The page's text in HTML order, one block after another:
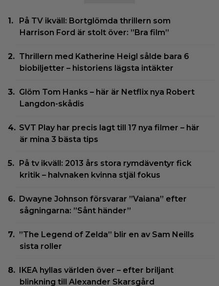
På TV ikväll: Bortglömda thrillern som
Harrison Ford är stolt över: ”Bra film”
Thrillern med Katherine Heigl sålde bara 6
biobiljetter – historiens lägsta intäkter
Glöm Tom Hanks – här är Netflix nya Robert
Langdon-skådis
SVT Play har precis lagt till 17 nya filmer – här
är mina 3 bästa tips
På tv ikväll: 2013 års stora rymdäventyr fick
kritik – halvnaken kvinna stjäl fokus
Dwayne Johnson försvarar ”Vaiana” efter
sågningarna: ”Sånt händer”
”The Legend of Zelda” blir en av Sam Neills
sista roller
IKEA hyllas världen över – efter briljant
blinkning till Alexander Skarsgård